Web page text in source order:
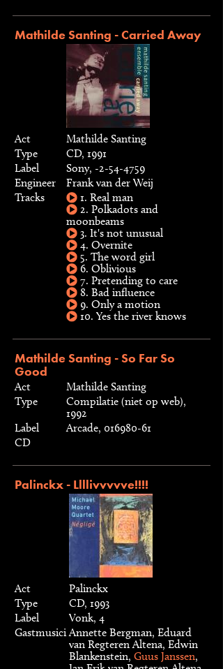
Mathilde Santing - Carried Away
Act
Mathilde Santing
Type
CD, 1991
Label
Sony, -2-54-4759
Engineer
Frank van der Weij
Tracks
1. Real man
2. Polkadots and
moonbeams
3. It's not unusual
4. Overnite
5. The word girl
6. Oblivious
7. Pretending to care
8. Bad influence
9. Only a motion
10. Yes the river knows
Mathilde Santing - So Far So
Good
Act
Mathilde Santing
Type
Compilatie (niet op web),
1992
Label
Arcade, 016980-61
CD
Palinckx - Llllivvvvve!!!!
Act
Palinckx
Type
CD, 1993
Label
Vonk, 4
Gastmusici Annette Bergman, Eduard
van Regteren Altena, Edwin
Blankenstein, Guus Janssen,